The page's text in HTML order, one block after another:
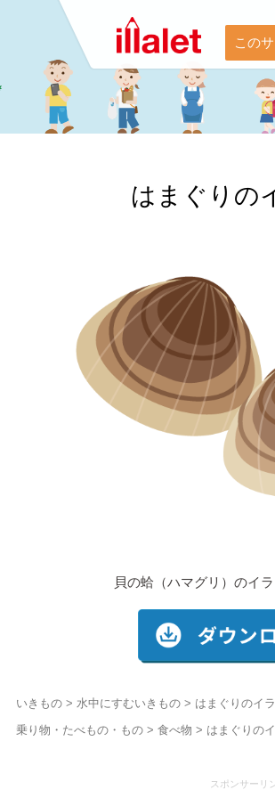
この
はまぐりの
貝の蛤（ハマグリ）のイ
いきもの> 水中にすむいきもの> はまぐりのイ
乗り物・たべもの・もの> 食べ物 > はまぐりの
スポンサーリ